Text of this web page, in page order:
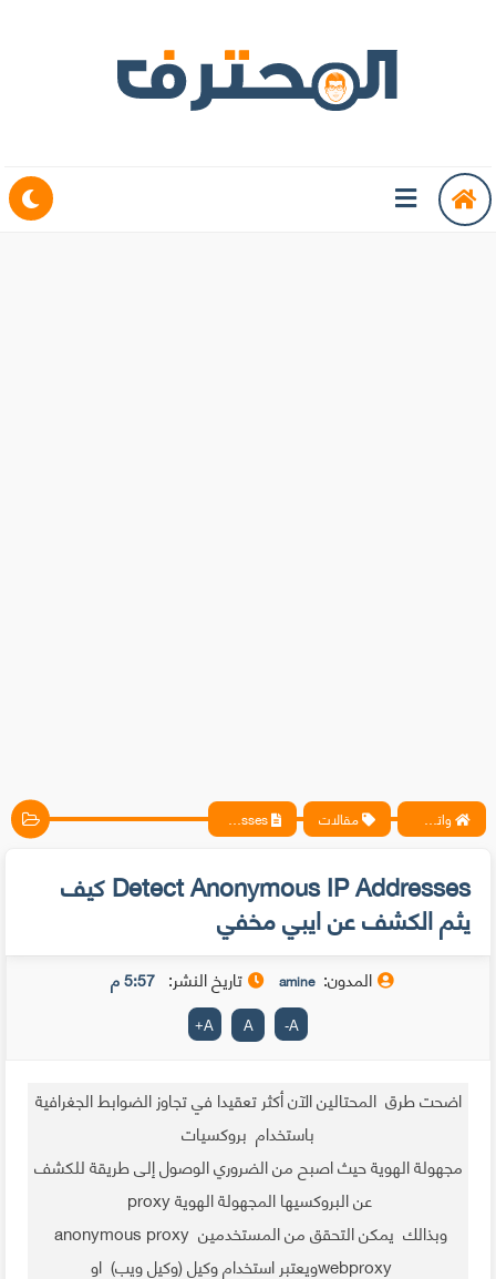
واتس آب ، فيسبوك ، أنترنت ، شروحات تقنية حصرية - المحترف مقالات Detect Anonymous IP Addresses كيف يثم الكشف عن ايبي مخفي
Detect Anonymous IP Addresses كيف
يثم الكشف عن ايبي مخفي
المدون: amine تاريخ النشر: 5:57 م
A
-
A
A
+
اضحت طرق المحتالين الآن أكثر تعقيدا في تجاوز الضوابط الجغرافية
باستخدام بروكسيات
مجهولة الهوية حيث اصبح من الضروري الوصول إلى طريقة للكشف
عن البروكسيها المجهولة الهوية proxy
وبذالك يمكن التحقق من المستخدمينanonymous proxy